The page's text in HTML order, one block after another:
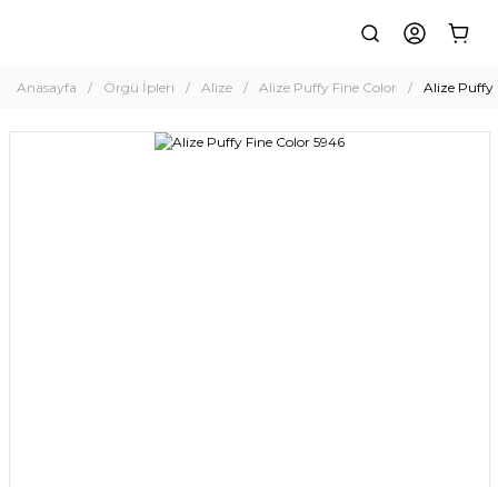
Anasayfa Örgü İpleri Alize Alize Puffy Fine Color Alize Puffy